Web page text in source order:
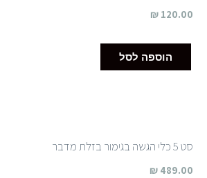
₪ 120.00
הוספה לסל
סט 5 כלי הגשה בגימור בזלת מדבר
₪ 489.00